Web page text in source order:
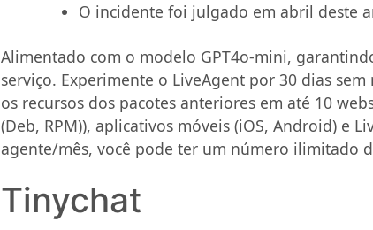
O incidente foi julgado em abril deste
Alimentado com o modelo GPT4o-mini,
serviço. Experimente o LiveAgent por 30 dias
os recursos dos pacotes anteriores em até 10
(Deb, RPM)), aplicativos móveis (iOS, Android) e
agente/mês, você pode ter um número ilimitado
Tinychat